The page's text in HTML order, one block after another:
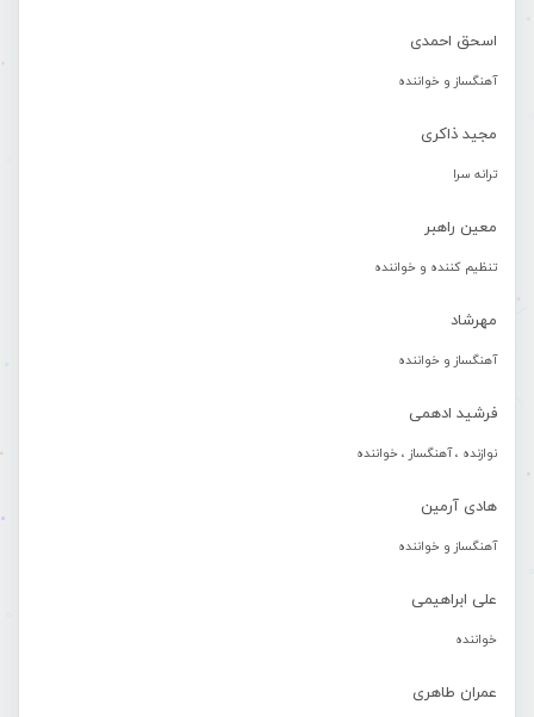
اسحق احمدی
آهنگساز و خواننده
مجید ذاکری
ترانه سرا
معین راهبر
تنظیم کننده و خواننده
مهرشاد
آهنگساز و خواننده
فرشید ادهمی
نوازنده ، آهنگساز ، خواننده
هادی آرمین
آهنگساز و خواننده
علی ابراهیمی
خواننده
عمران طاهری